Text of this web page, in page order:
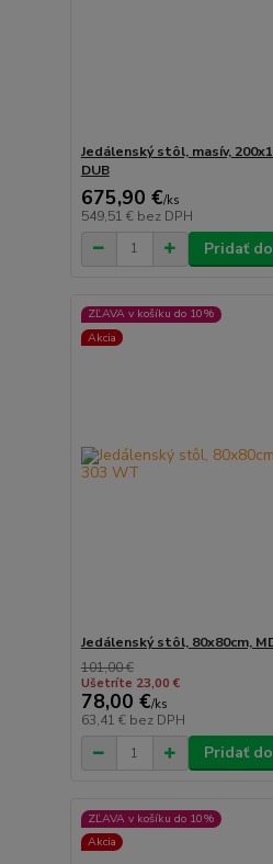
Jedálenský stôl, masív,
DUB
675,90 €/ks
549,51 € bez DPH
Pridať
ZĽAVA v košíku do 10%
Akcia
Jedálenský stôl, 80x80cm,
101,00 €
Ušetríte 23,00 €
78,00 €/ks
63,41 € bez DPH
Pridať
ZĽAVA v košíku do 10%
Akcia